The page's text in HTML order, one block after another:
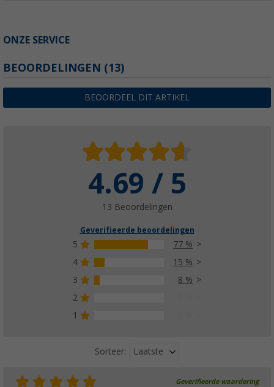
ONZE SERVICE
BEOORDELINGEN (13)
BEOORDEEL DIT ARTIKEL
4.69 / 5
13 Beoordelingen
Geverifieerde beoordelingen
5
77 %
4
15 %
3
8 %
2
1
Sorteer: Laatste
Geverifieerde waardering